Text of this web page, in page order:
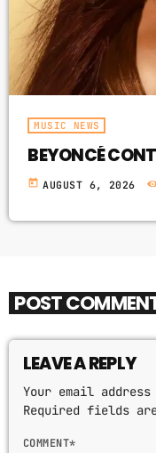
MUSIC NEWS
BEYONCÉ
today AUGUST 6, 2026
POST
LEAVE A REPLY
Your email
Required fields
COMMENT*